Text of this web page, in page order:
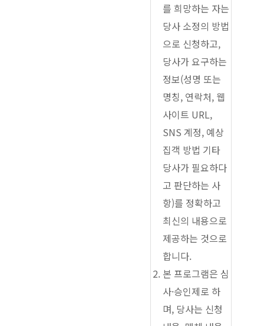
를 희망하는 자는
당사 소정의 방법
으로 신청하고,
당사가 요구하는
정보(성명 또는
명칭, 연락처, 웹
사이트 URL,
SNS 계정, 예상
집객 방법 기타
당사가 필요하다
고 판단하는 사
항)를 정확하고
최신의 내용으로
제공하는 것으로
합니다.
본 프로그램은 심
사·승인제로 하
며, 당사는 신청